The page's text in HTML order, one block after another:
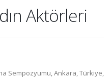
Aktörleri
Sempozyumu, Ankara, Türkiye,